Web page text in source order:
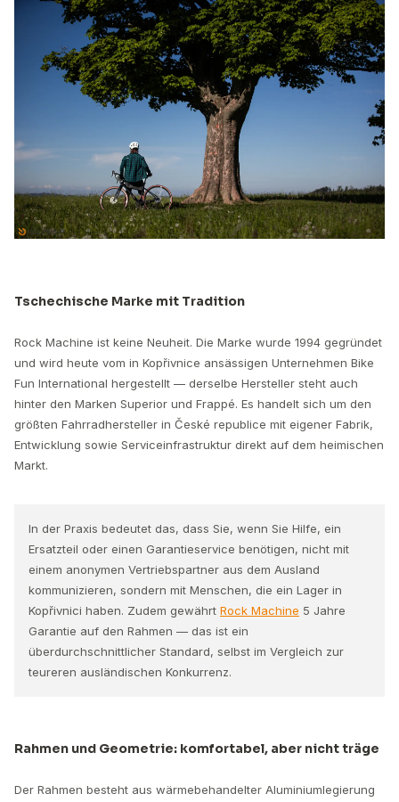
Tschechische Marke mit Tradition
Rock Machine ist keine Neuheit. Die Marke wurde 1994 gegründet
und wird heute vom in Kopřivnice ansässigen Unternehmen Bike
Fun International hergestellt — derselbe Hersteller steht auch
hinter den Marken Superior und Frappé. Es handelt sich um den
größten Fahrradhersteller in České republice mit eigener Fabrik,
Entwicklung sowie Serviceinfrastruktur direkt auf dem heimischen
Markt.
In der Praxis bedeutet das, dass Sie, wenn Sie Hilfe, ein
Ersatzteil oder einen Garantieservice benötigen, nicht mit
einem anonymen Vertriebspartner aus dem Ausland
kommunizieren, sondern mit Menschen, die ein Lager in
Kopřivnici haben. Zudem gewährt Rock Machine 5 Jahre
Garantie auf den Rahmen — das ist ein
überdurchschnittlicher Standard, selbst im Vergleich zur
teureren ausländischen Konkurrenz.
Rahmen und Geometrie: komfortabel, aber nicht träge
Der Rahmen besteht aus wärmebehandelter Aluminiumlegierung